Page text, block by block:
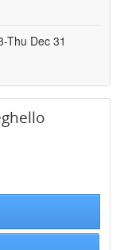
Thu Dec 31